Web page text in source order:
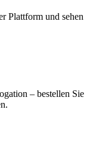
Plattform und sehen
– bestellen Sie